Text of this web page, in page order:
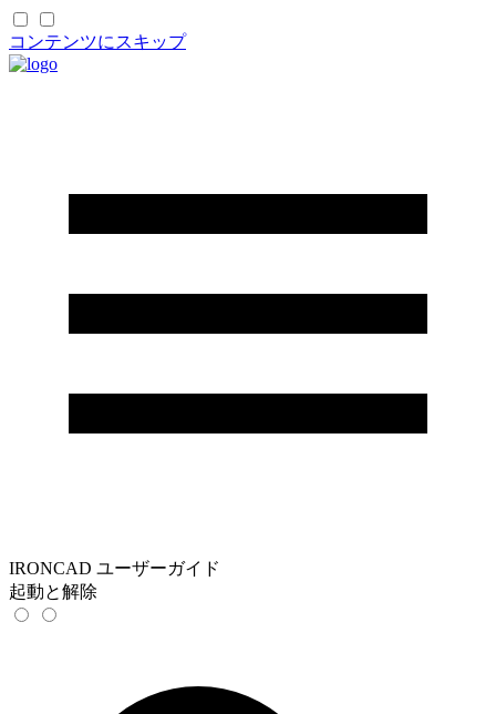
コンテンツにスキップ
IRONCAD ユーザーガイド
起動と解除